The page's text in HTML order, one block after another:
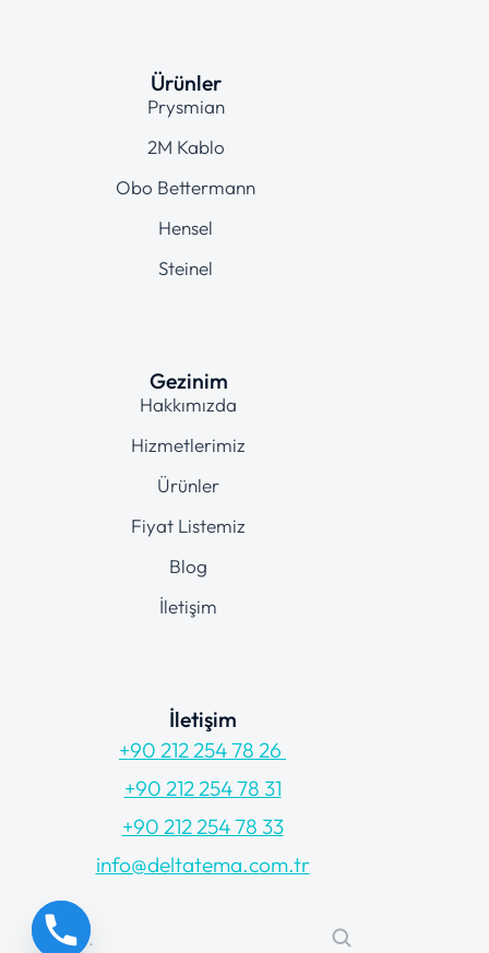
Ürünler
Prysmian
2M Kablo
Obo Bettermann
Hensel
Steinel
Gezinim
Hakkımızda
Hizmetlerimiz
Ürünler
Fiyat Listemiz
Blog
İletişim
İletişim
+90 212 254 78 26
+90 212 254 78 31
+90 212 254 78 33
info@deltatema.com.tr